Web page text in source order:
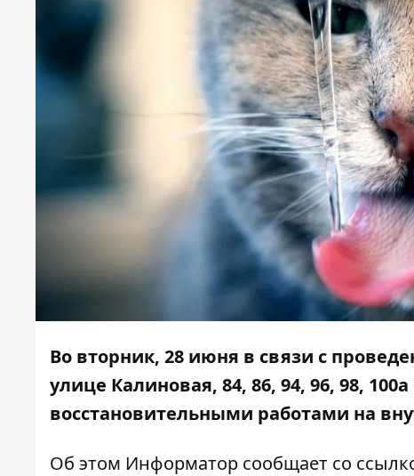
Во вторник, 28 июня в связи с
улице Калиновая, 84, 86, 94, 96, 98,
восстановительными работами на
Об этом Информатор сообщает со